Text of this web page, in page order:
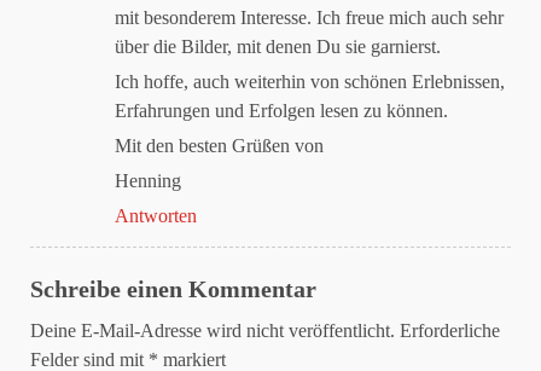
mit besonderem Interesse. Ich freue mich auch sehr
über die Bilder, mit denen Du sie garnierst.
Ich hoffe, auch weiterhin von schönen Erlebnissen,
Erfahrungen und Erfolgen lesen zu können.
Mit den besten Grüßen von
Henning
Antworten
Schreibe einen Kommentar
Deine E-Mail-Adresse wird nicht veröffentlicht. Erforderliche
Felder sind mit * markiert